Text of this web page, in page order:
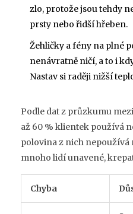
zlo, protože jsou tehdy
prsty nebo řidší hřeben.
Žehličky a fény na plné
nenávratně ničí, a to i
Nastav si raději nižší
Podle dat z průzkumu
až 60 % klientek používá
polovina z nich nepoužívá
mnoho lidí unavené,
Chyba